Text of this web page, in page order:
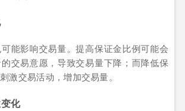
能影响交易量。提高保证金比例可能会
交易意愿，导致交易量下降；而降低保
激交易活动，增加交易量。
化